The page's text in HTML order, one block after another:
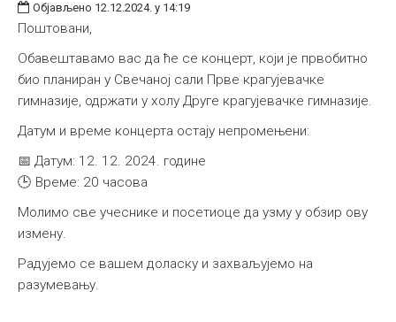
Објављено 12.12.2024. у 14:19
Поштовани,
Обавештавамо вас да ће се концерт, који је првобитно
био планиран у Свечаној сали Прве крагујевачке
гимназије, одржати у холу Друге крагујевачке гимназије.
Датум и време концерта остају непромењени:
📅 Датум: 12. 12. 2024. године
🕒 Време: 20 часова
Молимо све учеснике и посетиоце да узму у обзир ову
измену.
Радујемо се вашем доласку и захваљујемо на
разумевању.